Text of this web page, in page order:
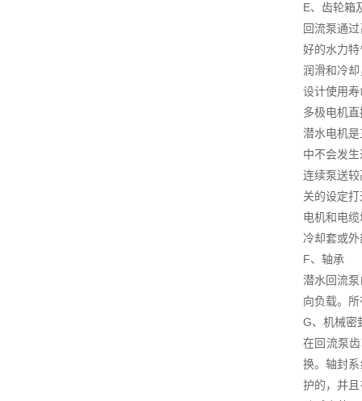
E、齿轮箱
回流泵通
好的水力
润滑和冷
设计使用
多极电机
潜水电机
中不会发
连续泵送
关的设定
电机和电
冷却套或
F、轴承
潜水回流
向负载。
G、机械密
在回流泵
换。轴封
护的，并